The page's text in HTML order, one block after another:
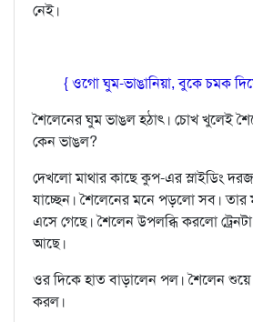
নেই।
{ ওগো ঘুম-ভাঙানিয়া, বুকে চমক
শৈলেনের ঘুম ভাঙল হঠাৎ। চোখ খুলেই
কেন ভাঙল?
দেখলো মাথার কাছে কুপ-এর স্লাইডিং
যাচ্ছেন। শৈলেনের মনে পড়লো সব।
এসে গেছে। শৈলেন উপলব্ধি করলো
আছে।
ওর দিকে হাত বাড়ালেন পল। শৈলেন
করল।